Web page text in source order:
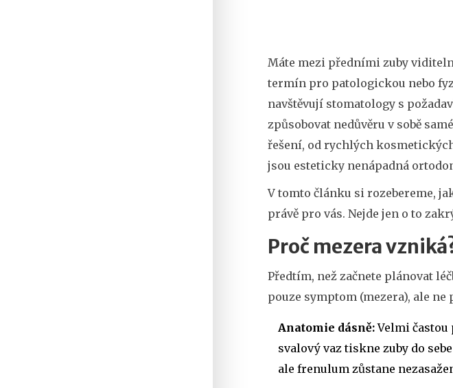
Máte mezi předními zuby
termín pro patologickou nebo
navštěvují stomatology s
způsobovat nedůvěru v sobě
řešení, od rychlých
jsou esteticky nenápadná
V tomto článku si rozebereme,
právě pro vás. Nejde jen o to
Proč mezera
Předtím, než začnete plánovat
pouze symptom (mezera), ale
Anatomie dásně:Velmi
svalový vaz tiskne zuby do
ale frenulum zůstane